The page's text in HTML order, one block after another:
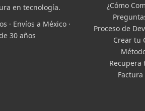
en tecnología.
· Envíos a México ·
30 años
¿Cómo
Proceso de
Crear tu
Recupera